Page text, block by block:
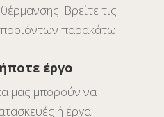
Βρείτε τις
παρακάτω.
έργο
μας μπορούν να
ή έργα